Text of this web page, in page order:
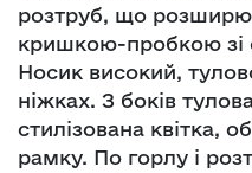
розтруб, що
кришкою-пробкою зі
Носик високий,
ніжках. З боків
стилізована квітка,
рамку. По горлу і